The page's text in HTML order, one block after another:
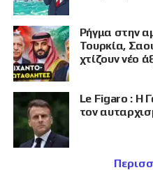
Ρήγμα στην
Τουρκία,
χτίζουν νέο
Le Figaro : Η
τον